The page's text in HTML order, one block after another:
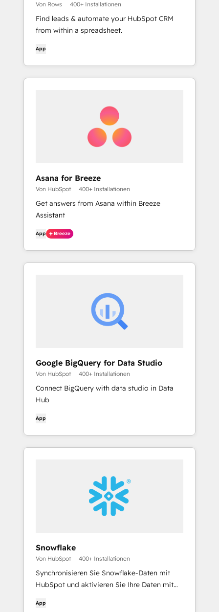
Von Rows 400+ Installationen
Find leads & automate your HubSpot CRM
from within a spreadsheet.
App
Asana for Breeze
Von HubSpot 400+ Installationen
Get answers from Asana within Breeze
Assistant
App Breeze
Google BigQuery for Data Studio
Von HubSpot 400+ Installationen
Connect BigQuery with data studio in Data
Hub
App
Snowflake
Von HubSpot 400+ Installationen
Synchronisieren Sie Snowflake-Daten mit
HubSpot und aktivieren Sie Ihre Daten mit
App